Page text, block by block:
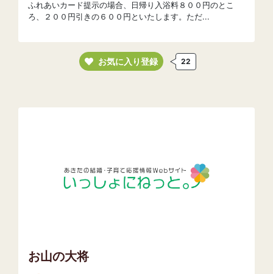
ふれあいカード提示の場合、日帰り入浴料８００円のとこ
ろ、２００円引きの６００円といたします。ただ...
お気に入り登録 22
お山の大将